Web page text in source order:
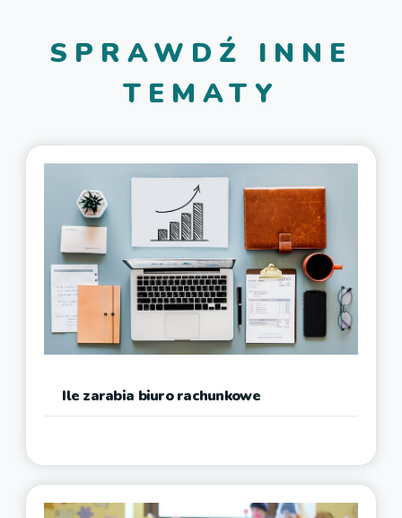
SPRAWDŹ INNE
TEMATY
Ile zarabia biuro rachunkowe